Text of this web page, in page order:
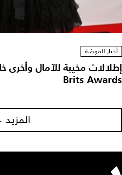
أخبار الموضة
إطلالات مخيبة للآمال
Brits Awards
المزيد